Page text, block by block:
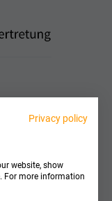
Privacy policy
website, show
For more information